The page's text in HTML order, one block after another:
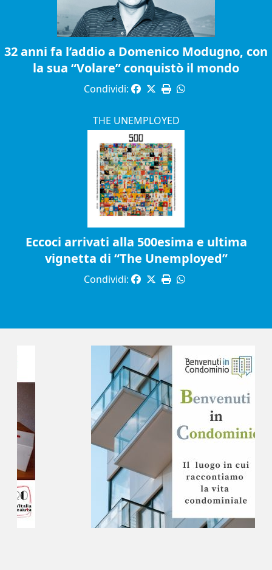
32 anni fa l’addio a Domenico Modugno, con
la sua “Volare” conquistò il mondo
Condividi:
THE UNEMPLOYED
Eccoci arrivati alla 500esima e ultima
vignetta di “The Unemployed”
Condividi: